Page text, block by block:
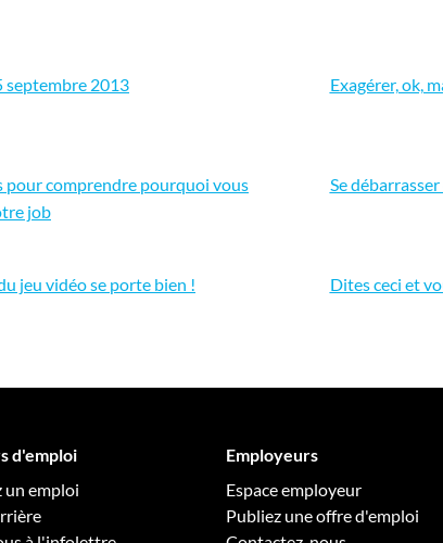
septembre 2013 Exagérer, ok,
pour comprendre pourquoi vous
job
Se
jeu vidéo se porte bien ! Dites ceci et
d'emploi
un emploi
Employeurs
Espace employeur
Publiez une offre d'emploi